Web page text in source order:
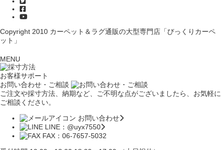
Copyright 2010 カーペット＆ラグ通販の大型専門店「びっくりカーペ
ット」
MENU
お客様サポート
お問い合わせ・ご相談
ご注文や採寸方法、納期など、ご不明な点がございましたら、お気軽に
ご相談ください。
お問い合わせ
LINE：@uyx7550
FAX：06-7657-5032